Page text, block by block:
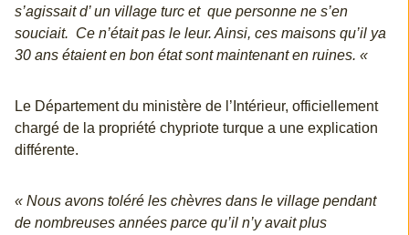
s’agissait d’ un village turc et que personne ne s’en
souciait. Ce n’était pas le leur. Ainsi, ces maisons qu’il ya
30 ans étaient en bon état sont maintenant en ruines. «
Le Département du ministère de l’Intérieur, officiellement
chargé de la propriété chypriote turque a une explication
différente.
« Nous avons toléré les chèvres dans le village pendant
de nombreuses années parce qu’il n’y avait plus